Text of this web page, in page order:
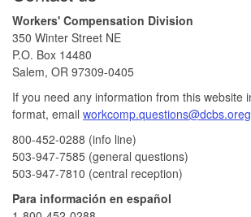
Workers' Compensation Division
350 Winter Street NE
P.O. Box 14480
Salem, OR 97309-0405
If you need any information from this website
format, email
800-452-0288 (info line)​
503-947-7585 (general questions)
503-947-7810 (central reception)
Para información en español